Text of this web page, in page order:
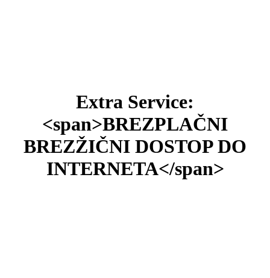
Extra Service:
<span>BREZPLAČNI
BREZŽIČNI DOSTOP DO
INTERNETA</span>